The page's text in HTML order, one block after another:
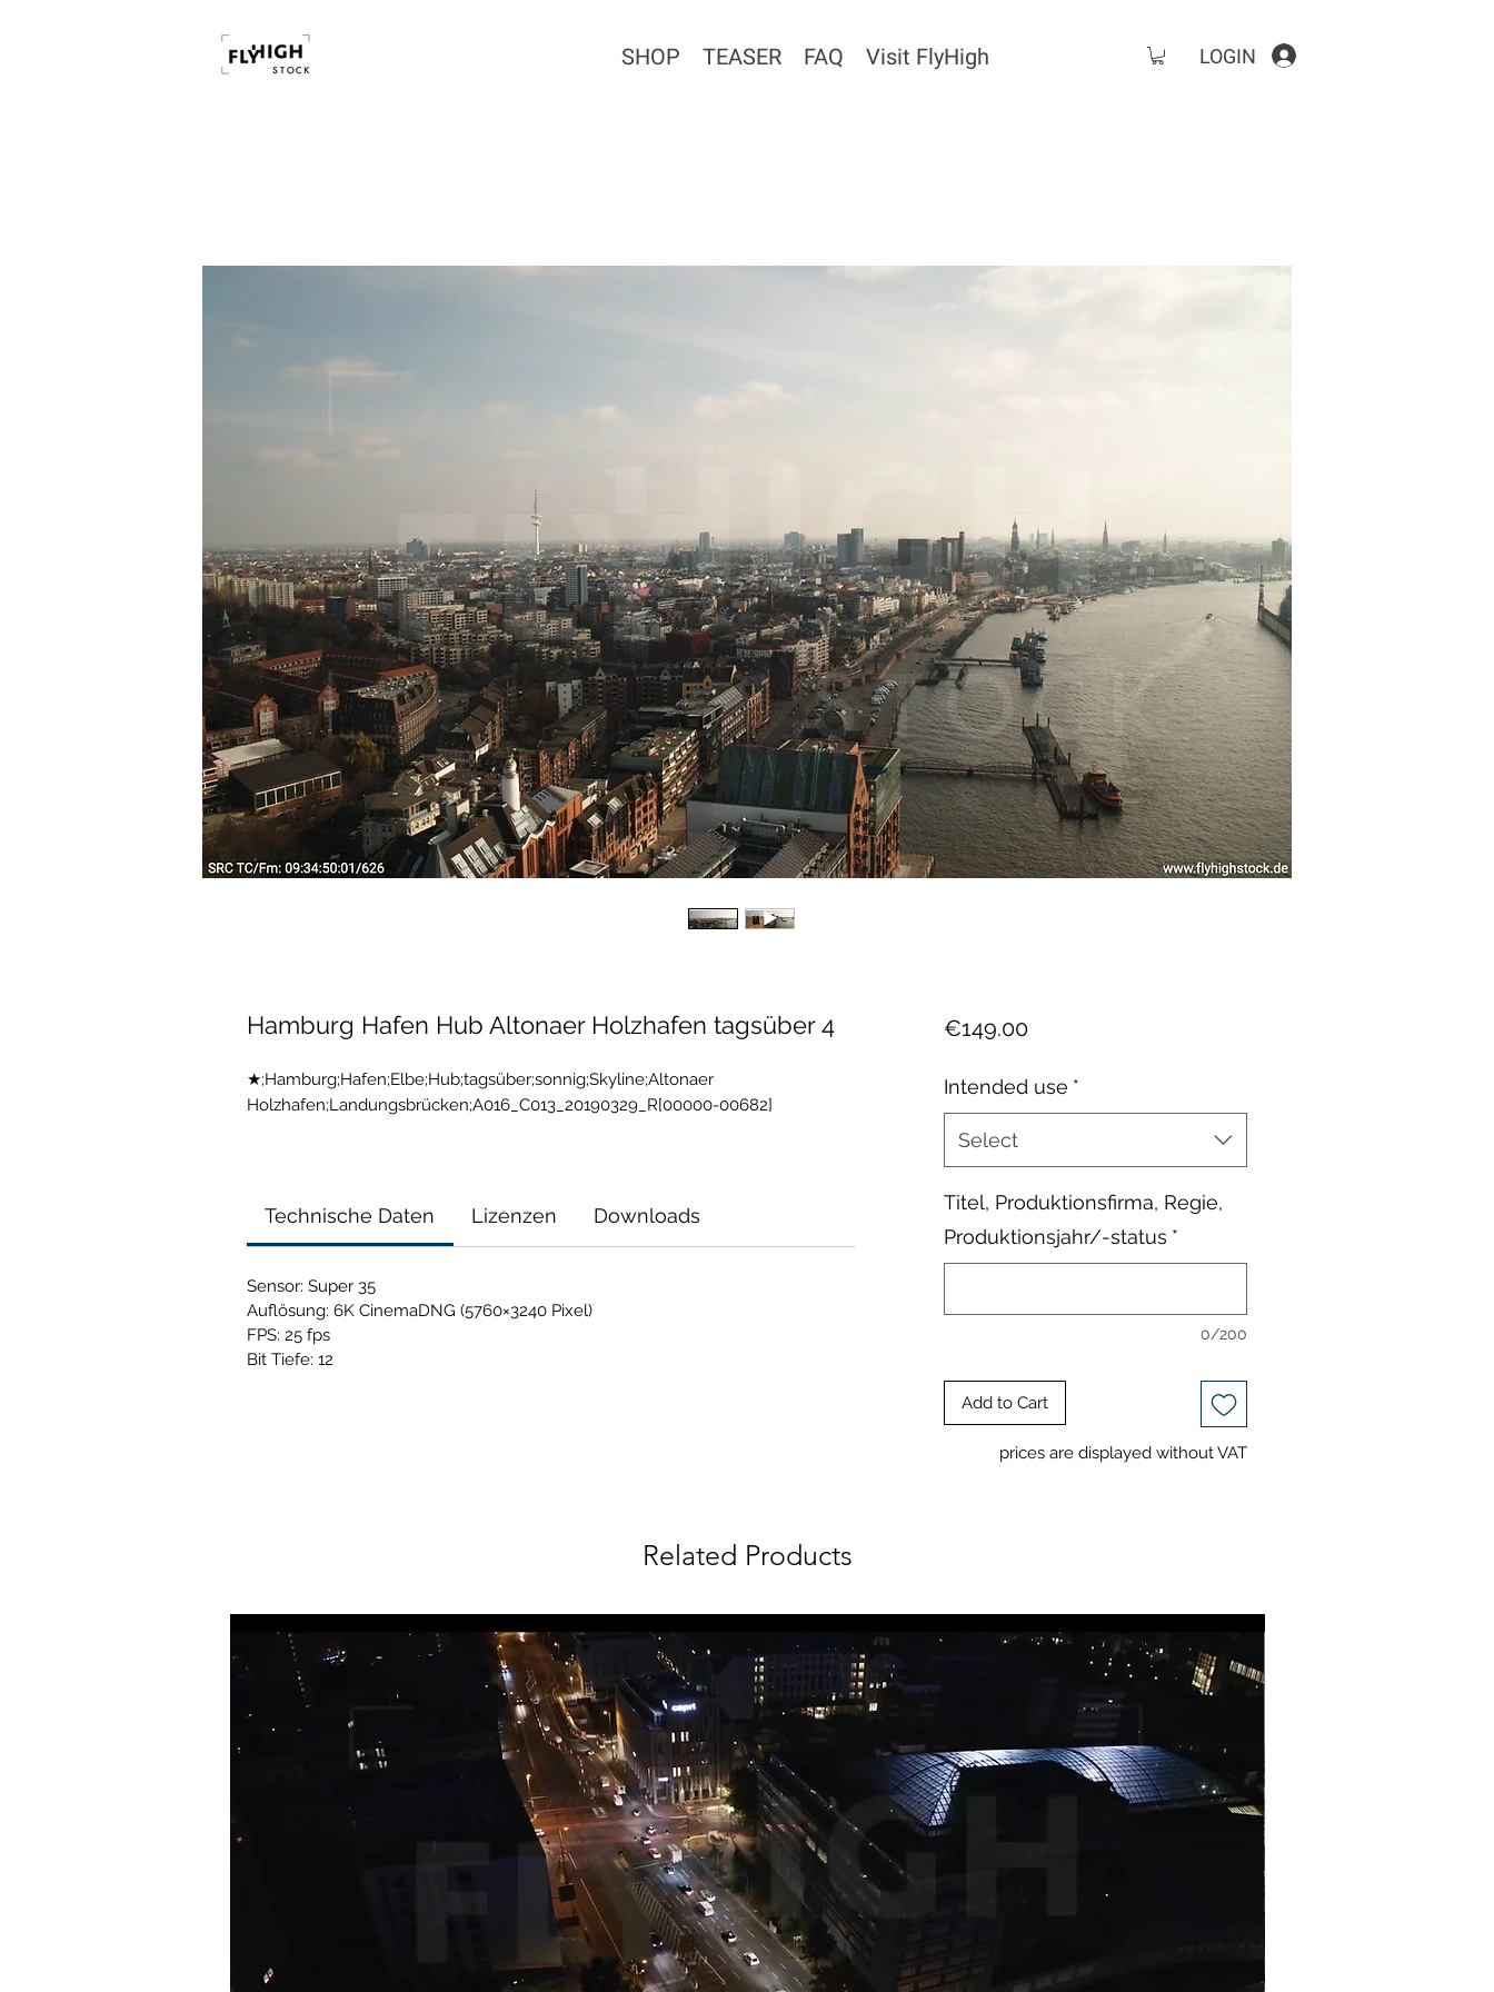
SHOP TEASER FAQ Visit FlyHigh LOGIN
Hamburg Hafen Hub Altonaer Holzhafen tagsüber 4
★;Hamburg;Hafen;Elbe;Hub;tagsüber;sonnig;Skyline;Altonaer
Holzhafen;Landungsbrücken;A016_C013_20190329_R[00000-00682]
Technische Daten Lizenzen Downloads
Sensor: Super 35
Auflösung: 6K CinemaDNG (5760×3240 Pixel)
FPS: 25 fps
Bit Tiefe: 12
€149.00Price
Intended use *
Select
Titel, Produktionsfirma, Regie,
Produktionsjahr/-status *
0/200
Add to Cart
prices are displayed without VAT
Related Products